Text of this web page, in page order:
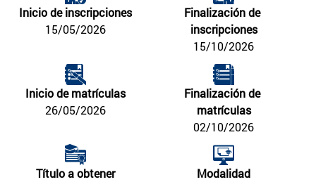
Inicio de inscripciones
15/05/2026
Finalización de
inscripciones
15/10/2026
Inicio de matrículas
26/05/2026
Finalización de
matrículas
02/10/2026
Título a obtener
Modalidad